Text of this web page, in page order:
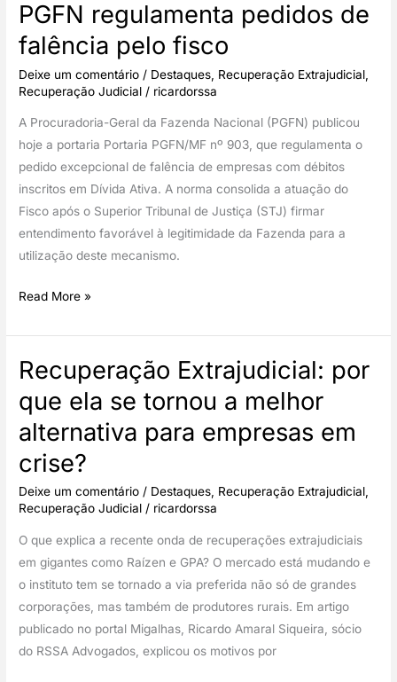
PGFN regulamenta pedidos de
falência pelo fisco
Deixe um comentário / Destaques Recuperação Extrajudicial
Recuperação Judicial / ricardorssa
A Procuradoria-Geral da Fazenda Nacional (PGFN) publicou
hoje a portaria Portaria PGFN/MF nº 903, que regulamenta o
pedido excepcional de falência de empresas com débitos
inscritos em Dívida Ativa. A norma consolida a atuação do
Fisco após o Superior Tribunal de Justiça (STJ) firmar
entendimento favorável à legitimidade da Fazenda para a
utilização deste mecanismo.
PGFN
pedidos
de
falência
pelo
fisco
Read More »
Recuperação Extrajudicial: por
que ela se tornou a melhor
alternativa para empresas em
crise?
Deixe um comentário / Destaques, Recuperação Extrajudicial,
Recuperação Judicial / ricardorssa
O que explica a recente onda de recuperações extrajudiciais
em gigantes como Raízen e GPA? O mercado está mudando e
o instituto tem se tornado a via preferida não só de grandes
corporações, mas também de produtores rurais. Em artigo
publicado no portal Migalhas, Ricardo Amaral Siqueira, sócio
do RSSA Advogados, explicou os motivos por